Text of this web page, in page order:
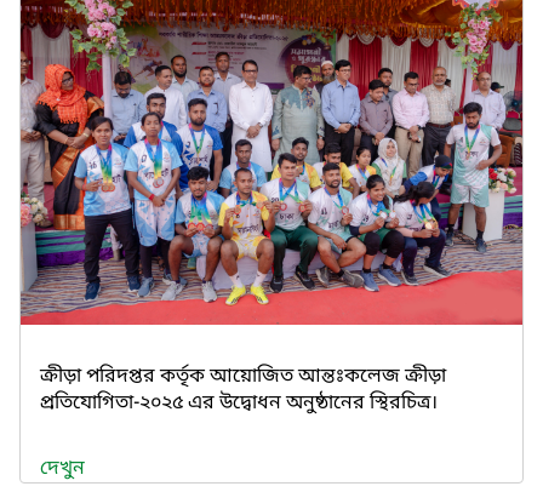
ক্রীড়া পরিদপ্তর কর্তৃক আয়োজিত আন্তঃকলেজ ক্রীড়া
প্রতিযোগিতা-২০২৫ এর উদ্বোধন অনুষ্ঠানের স্থিরচিত্র।
দেখুন